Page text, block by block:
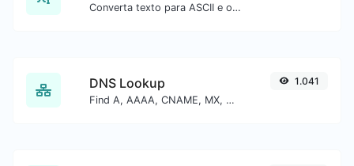
Converta texto para ASCII e o contrário para qualquer entrada de string.
DNS Lookup
Find A, AAAA, CNAME, MX, NS, TXT, SOA DNS records of a host.
1.041